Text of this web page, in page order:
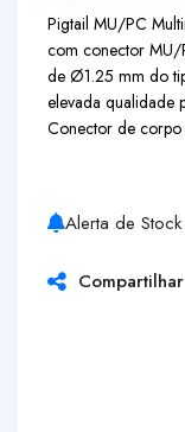
Pigtail MU/PC
com conector MU/
de Ø1.25 mm do
elevada qualidade
Conector de corpo
Alerta de Stock
Compartilhar